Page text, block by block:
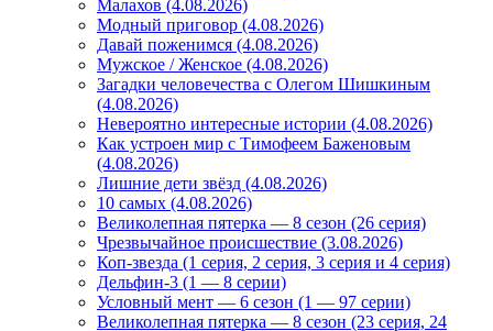
Малахов (4.08.2026)
Модный приговор (4.08.2026)
Давай поженимся (4.08.2026)
Мужское / Женское (4.08.2026)
Загадки человечества с Олегом Шишкиным
(4.08.2026)
Невероятно интересные истории (4.08.2026)
Как устроен мир с Тимофеем Баженовым
(4.08.2026)
Лишние дети звёзд (4.08.2026)
10 самых (4.08.2026)
Великолепная пятерка — 8 сезон (26 серия)
Чрезвычайное происшествие (3.08.2026)
Коп-звезда (1 серия, 2 серия, 3 серия и 4 серия)
Дельфин-3 (1 — 8 серии)
Условный мент — 6 сезон (1 — 97 серии)
Великолепная пятерка — 8 сезон (23 серия, 24